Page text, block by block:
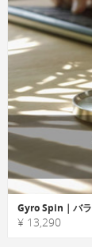
¥ 13,290